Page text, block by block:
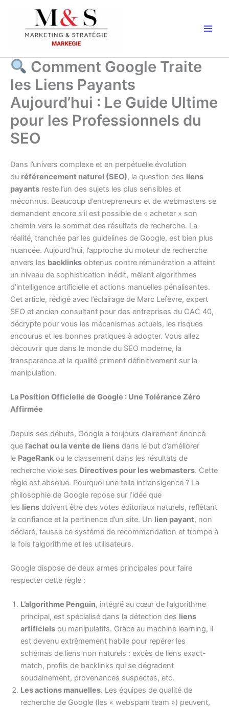
contenu
Comment Google Traite
les Liens Payants
Aujourd’hui : Le Guide Ultime
pour les Professionnels du
SEO
Dans l’univers complexe et en perpétuelle évolution
du référencement naturel (SEO), la question des liens
payants reste l’un des sujets les plus sensibles et
méconnus. Beaucoup d’entrepreneurs et de webmasters se
demandent encore s’il est possible de « acheter » son
chemin vers le sommet des résultats de recherche. La
réalité, tranchée par les guidelines de Google, est bien plus
nuancée. Aujourd’hui, l’approche du moteur de recherche
envers les backlinks obtenus contre rémunération a atteint
un niveau de sophistication inédit, mêlant algorithmes
d’intelligence artificielle et actions manuelles pénalisantes.
Cet article, rédigé avec l’éclairage de Marc Lefèvre, expert
SEO et ancien consultant pour des entreprises du CAC 40,
décrypte pour vous les mécanismes actuels, les risques
encourus et les bonnes pratiques à adopter. Vous allez
découvrir que dans le monde du SEO moderne, la
transparence et la qualité priment définitivement sur la
manipulation.
La Position Officielle de Google : Une Tolérance Zéro
Affirmée
Depuis ses débuts, Google a toujours clairement énoncé
que l’achat ou la vente de liens dans le but d’améliorer
le PageRank ou le classement dans les résultats de
recherche viole ses Directives pour les webmasters. Cette
règle est absolue. Pourquoi une telle intransigence ? La
philosophie de Google repose sur l’idée que
les liens doivent être des votes éditoriaux naturels, reflétant
la confiance et la pertinence d’un site. Un lien payant, non
déclaré, fausse ce système de recommandation et trompe à
la fois l’algorithme et les utilisateurs.
Google dispose de deux armes principales pour faire
respecter cette règle :
L’algorithme Penguin, intégré au cœur de l’algorithme
principal, est spécialisé dans la détection des liens
artificiels ou manipulatifs. Grâce au machine learning, il
est devenu extrêmement habile pour repérer les
schémas de liens non naturels : excès de liens exact-
match, profils de backlinks qui se dégradent
soudainement, provenances suspectes, etc.
Les actions manuelles. Les équipes de qualité de
recherche de Google (les « webspam team ») peuvent,